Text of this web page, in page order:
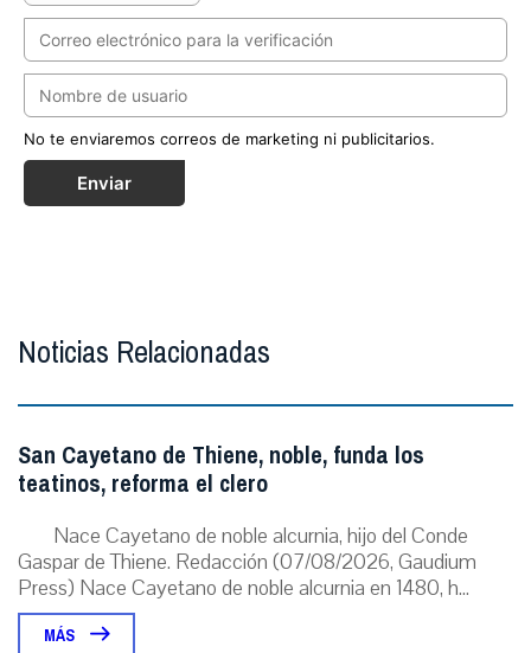
No te enviaremos correos de marketing ni publicitarios.
Enviar
Noticias Relacionadas
San Cayetano de Thiene, noble, funda los
teatinos, reforma el clero
Nace Cayetano de noble alcurnia, hijo del Conde
Gaspar de Thiene. Redacción (07/08/2026, Gaudium
Press) Nace Cayetano de noble alcurnia en 1480, h...
MÁS